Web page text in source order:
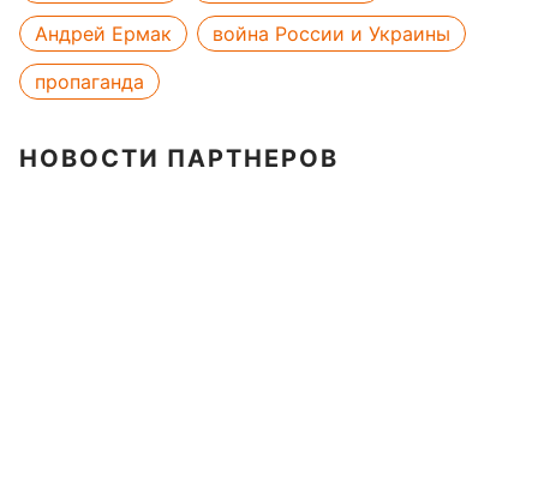
Андрей Ермак
война России и Украины
пропаганда
НОВОСТИ ПАРТНЕРОВ